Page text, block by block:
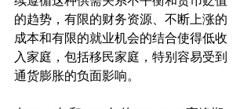
的趋势，有限的财务资源、不断上涨的
成本和有限的就业机会的结合使得低收
入家庭，包括移民家庭，特别容易受到
通货膨胀的负面影响。